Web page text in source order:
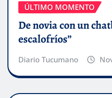
ÚLTIMO MOMENTO
De novia con un
escalofríos”
Diario Tucumano